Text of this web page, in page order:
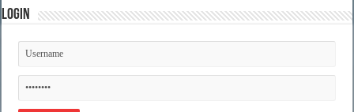
แดน
เสียง
Login